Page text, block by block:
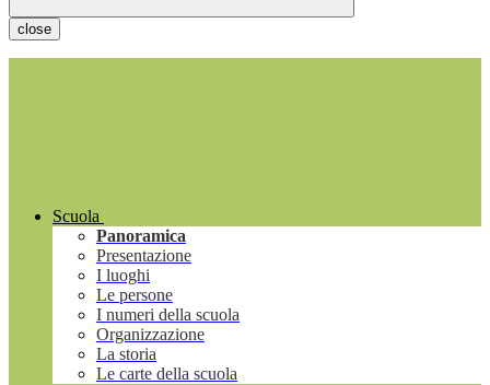
close
Scuola
Panoramica
Presentazione
I luoghi
Le persone
I numeri della scuola
Organizzazione
La storia
Le carte della scuola